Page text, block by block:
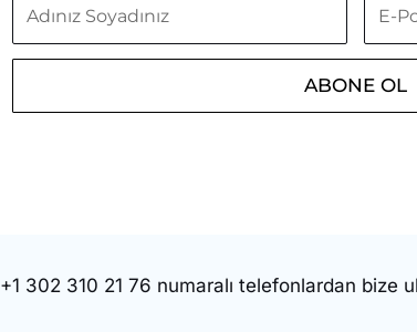
Adınız
Soyadınız
E-
ABONE OL
+1 302 310 21 76 numaralı telefonlardan bize